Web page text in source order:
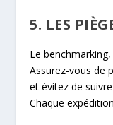
5. LES
Le
Assurez-vous de
et évitez de
Chaque